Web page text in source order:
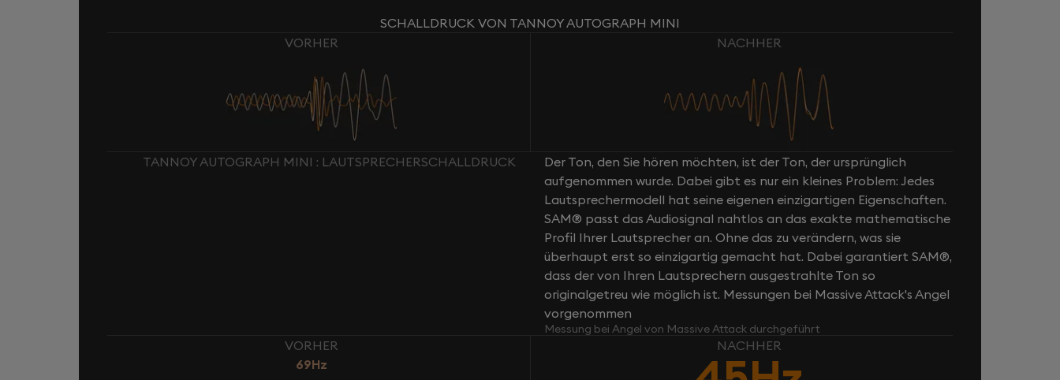
SCHALLDRUCK VON TANNOY AUTOGRAPH MINI
VORHER
NACHHER
TANNOY AUTOGRAPH MINI : LAUTSPRECHERSCHALLDRUCK
Der Ton, den Sie hören möchten, ist der Ton, der ursprünglich
aufgenommen wurde. Dabei gibt es nur ein kleines Problem: Jedes
Lautsprechermodell hat seine eigenen einzigartigen Eigenschaften.
SAM® passt das Audiosignal nahtlos an das exakte mathematische
Profil Ihrer Lautsprecher an. Ohne das zu verändern, was sie
überhaupt erst so einzigartig gemacht hat. Dabei garantiert SAM®,
dass der von Ihren Lautsprechern ausgestrahlte Ton so
originalgetreu wie möglich ist. Messungen bei Massive Attack's Angel
vorgenommen
Messung bei Angel von Massive Attack durchgeführt
VORHER
69Hz
NACHHER